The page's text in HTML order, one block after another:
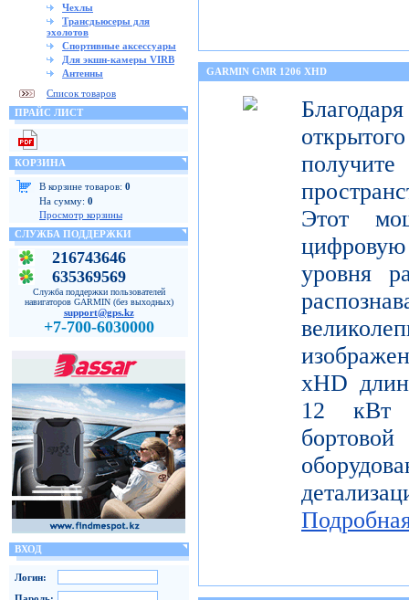
Чехлы
Трансдьюсеры для
эхолотов
Спортивные аксессуары
Для экшн-камеры VIRB
Антенны
Список товаров
ПРАЙС ЛИСТ
КОРЗИНА
В корзине товаров: 0
На сумму: 0
Просмотр корзины
СЛУЖБА ПОДДЕРЖКИ
216743646
635369569
Служба поддержки пользователей
навигаторов GARMIN (без выходных)
support@gps.kz
+7-700-6030000
ВХОД
Логин:
GARMIN GMR 1206 XHD
Этот
уровня
xHD
12 кВт